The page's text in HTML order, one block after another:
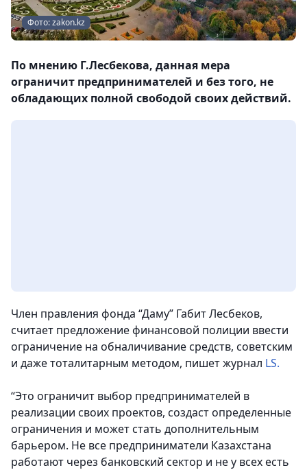
Фото: zakon.kz
По мнению Г.Лесбекова, данная мера
ограничит предпринимателей и без того, не
обладающих полной свободой своих действий.
Член правления фонда “Даму” Габит Лесбеков,
считает предложение финансовой полиции ввести
ограничение на обналичивание средств, советским
и даже тоталитарным методом, пишет журнал LS.
“Это ограничит выбор предпринимателей в
реализации своих проектов, создаст определенные
ограничения и может стать дополнительным
барьером. Не все предприниматели Казахстана
работают через банковский сектор и не у всех есть